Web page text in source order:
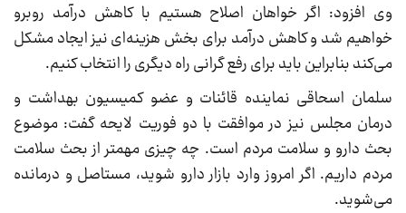
وی افزود: اگر خواهان اصلاح هستیم با کاهش درآمد روبرو
خواهیم شد و کاهش درآمد برای بخش هزینه‌ای نیز ایجاد مشکل
می‌کند بنابراین باید برای رفع گرانی راه دیگری را انتخاب کنیم.
سلمان اسحاقی نماینده قائنات و عضو کمیسیون بهداشت و
درمان مجلس نیز در موافقت با دو فوریت لایحه گفت: موضوع
بحث دارو و سلامت مردم است. چه چیزی مهمتر از بحث سلامت
مردم داریم. اگر امروز وارد بازار دارو شوید، مستاصل و درمانده
می‌شوید.